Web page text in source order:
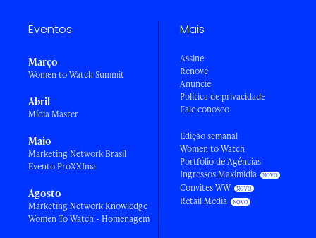
Eventos
Março
Women to Watch Summit
Abril
Mídia Master
Maio
Marketing Network Brasil
Evento ProXXIma
Agosto
Marketing Network Knowledge
Women To Watch - Homenagem
Mais
Assine
Renove
Anuncie
Política de privacidade
Fale conosco
Edição semanal
Women to Watch
Portfólio de Agências
Ingressos Maximídia
Convites WW
Retail Media